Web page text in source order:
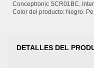
Conceptronic SCR01BC.
Color del producto: Negro.
DETALLES DEL